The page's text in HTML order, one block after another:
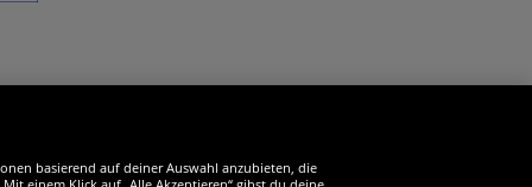
basierend auf deiner Auswahl anzubieten, die